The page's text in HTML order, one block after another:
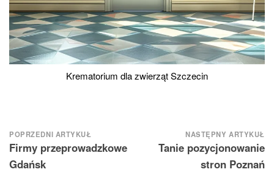
Krematorium dla zwierząt Szczecin
Nawigacja
wpisu
POPRZEDNI ARTYKUŁ
Firmy przeprowadzkowe
Gdańsk
NASTĘPNY ARTYKUŁ
Tanie pozycjonowanie
stron Poznań